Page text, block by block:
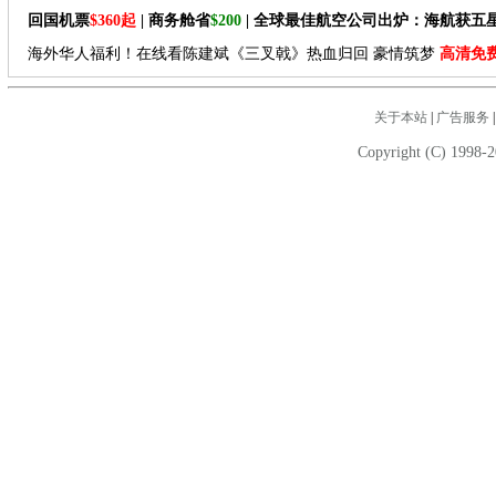
回国机票$360起 | 商务舱省$200 | 全球最佳航空公司出炉：海航获五
海外华人福利！在线看陈建斌《三叉戟》热血归回 豪情筑梦 高清免
关于本站| 广告服务
Copyright (C) 1998-